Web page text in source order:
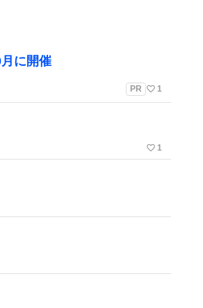
に開催
PR favorite_border 1
favorite_border 1